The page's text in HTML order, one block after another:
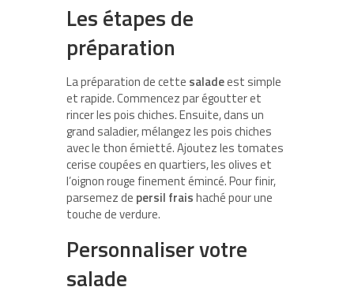
Les étapes de
préparation
La préparation de cette saladeest simple
et rapide. Commencez par égoutter et
rincer les pois chiches. Ensuite, dans un
grand saladier, mélangez les pois chiches
avec le thon émietté. Ajoutez les tomates
cerise coupées en quartiers, les olives et
l’oignon rouge finement émincé. Pour finir,
parsemez de persil fraishaché pour une
touche de verdure.
Personnaliser votre
salade